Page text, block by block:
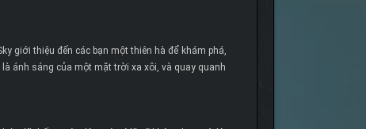
giới thiệu đến các bạn một thiên hà để khám phá,
ánh sáng của một mặt trời xa xôi, và quay quanh